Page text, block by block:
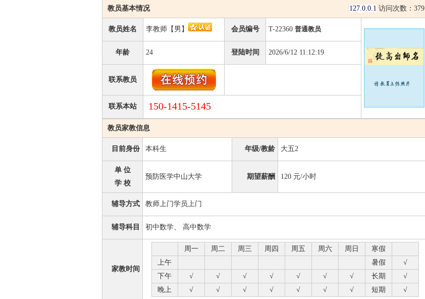
教员基本情况 127.0.0.1 访问次数： 379
教员姓名 李教师【男】 会员编号 T-22360 普通教员
年龄 24 登陆时间 2026/6/12 11:12:19
联系教员
联系本站 150-1415-5145
教员家教信息
目前身份 本科生 年级/教龄 大五2
单 位
学 校
预防医学中山大学 期望薪酬 120 元/小时
辅导方式 教师上门学员上门
辅导科目 初中数学、 高中数学
家教时间
周一 周二 周三 周四 周五 周六 周日
寒假
上午
暑假
√
下午
√ √ √ √ √ √ √ 长期
√
晚上
√ √ √ √ √ √ √ 短期 √